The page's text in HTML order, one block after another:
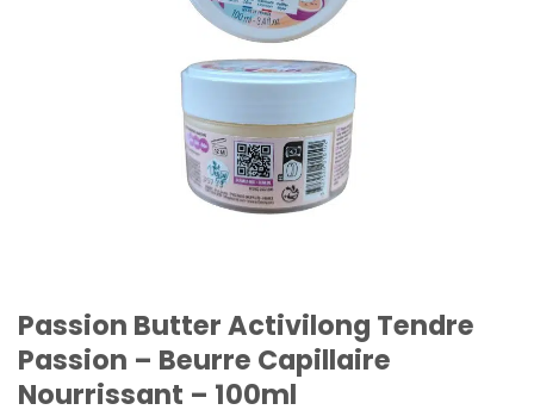
Passion Butter Activilong Tendre
Passion – Beurre Capillaire
Nourrissant – 100ml